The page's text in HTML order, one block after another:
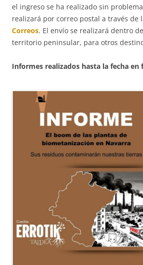
el ingreso se ha realizado sin
realizará por correo postal a través de
Correos. El envío se realizará dentro
territorio peninsular, para otros
Informes realizados hasta la fecha en